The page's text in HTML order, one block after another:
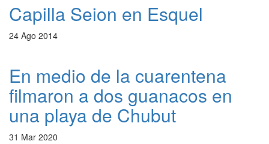
Capilla Seion en Esquel
24 Ago 2014
En medio de la cuarentena
filmaron a dos guanacos en
una playa de Chubut
31 Mar 2020